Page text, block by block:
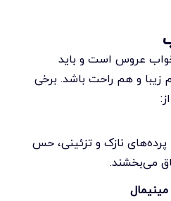
عروس است و باید
و هم راحت باشد. برخی
نازک و تزئینی، حس
می‌بخشند.